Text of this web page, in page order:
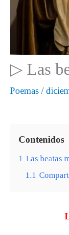
▷ Las
Poemas /
Contenidos
1 Las beatas
1.1